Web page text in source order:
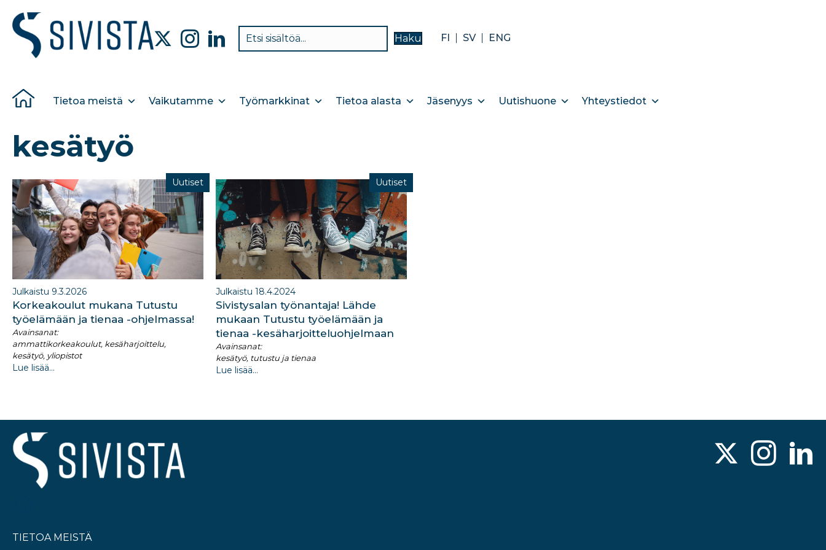
Haku FI SV ENG
Tietoa meistä Vaikutamme Työmarkkinat Tietoa alasta Jäsenyys Uutishuone Yhteystiedot
kesätyö
Uutiset
Julkaistu 9.3.2026
Korkeakoulut mukana Tutustu
työelämään ja tienaa -ohjelmassa!
Avainsanat:
ammattikorkeakoulut, kesäharjoittelu,
kesätyö, yliopistot
Lue lisää...
Uutiset
Julkaistu 18.4.2024
Sivistysalan työnantaja! Lähde
mukaan Tutustu työelämään ja
tienaa -kesäharjoitteluohjelmaan
Avainsanat:
kesätyö, tutustu ja tienaa
Lue lisää...
TIETOA MEISTÄ